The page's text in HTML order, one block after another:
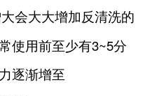
大会大大增加反清洗的
使用前至少有3~5分
逐渐增至